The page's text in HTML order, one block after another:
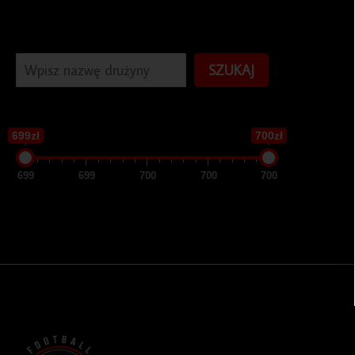
SZUKAJ
699zł 700zł
699 699 700 700 700